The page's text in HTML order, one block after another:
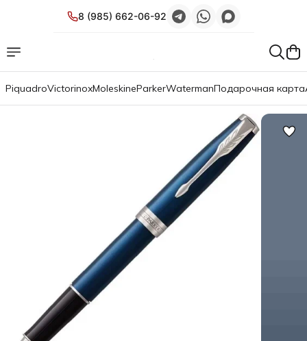
8 (985) 662-06-92
PiquadroVictorinoxMoleskineParkerWatermanПодарочная карта